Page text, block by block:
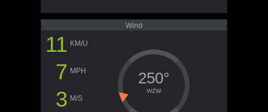
Wind
11 KM/U
7 MPH
3 M/S
250°
WZW